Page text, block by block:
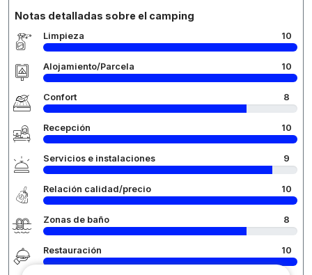
Notas detalladas sobre el camping
Limpieza 10
Alojamiento/Parcela 10
Confort 8
Recepción 10
Servicios e instalaciones 9
Relación calidad/precio 10
Zonas de baño 8
Restauración 10